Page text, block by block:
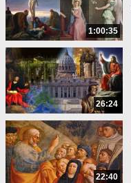
1:00:35
26:24
22:40